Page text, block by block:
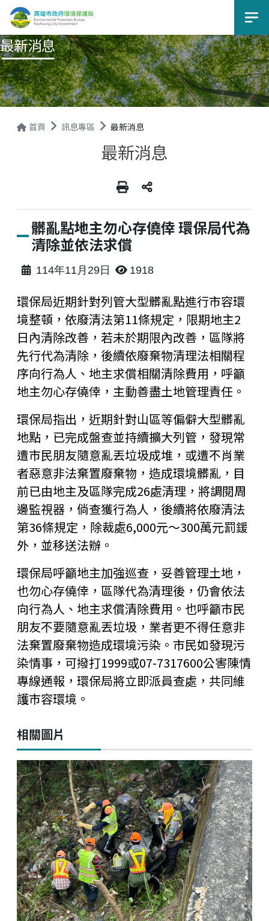
選
最新消息
首頁 訊息專區 最新消息
最新消息
髒亂點地主勿心存僥倖 環保局代為
清除並依法求償
114年11月29日 1918
環保局近期針對列管大型髒亂點進行市容環
境整頓，依廢清法第11條規定，限期地主2
日內清除改善，若未於期限內改善，區隊將
先行代為清除，後續依廢棄物清理法相關程
序向行為人、地主求償相關清除費用，呼籲
地主勿心存僥倖，主動善盡土地管理責任。
環保局指出，近期針對山區等偏僻大型髒亂
地點，已完成盤查並持續擴大列管，發現常
遭市民朋友隨意亂丟垃圾成堆，或遭不肖業
者惡意非法棄置廢棄物，造成環境髒亂，目
前已由地主及區隊完成26處清理，將調閱周
邊監視器，倘查獲行為人，後續將依廢清法
第36條規定，除裁處6,000元～300萬元罰鍰
外，並移送法辦。
環保局呼籲地主加強巡查，妥善管理土地，
也勿心存僥倖，區隊代為清理後，仍會依法
向行為人、地主求償清除費用。也呼籲市民
朋友不要隨意亂丟垃圾，業者更不得任意非
法棄置廢棄物造成環境污染。市民如發現污
染情事，可撥打1999或07-7317600公害陳情
專線通報，環保局將立即派員查處，共同維
護市容環境。
相關圖片